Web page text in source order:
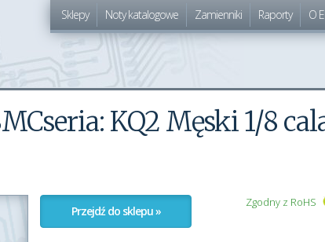
Sklepy Noty katalogowe Zamienniki Raporty O
KQ2 Męski 1/8
Przejdź do sklepu »
Zgodny z RoHS